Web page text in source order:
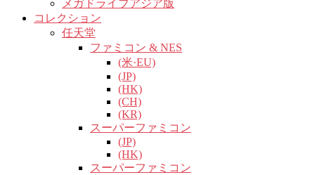
メガドライブアジア版
コレクション
任天堂
ファミコン & NES
(米·EU)
(JP)
(HK)
(CH)
(KR)
スーパーファミコン
(JP)
(HK)
スーパーファミコン